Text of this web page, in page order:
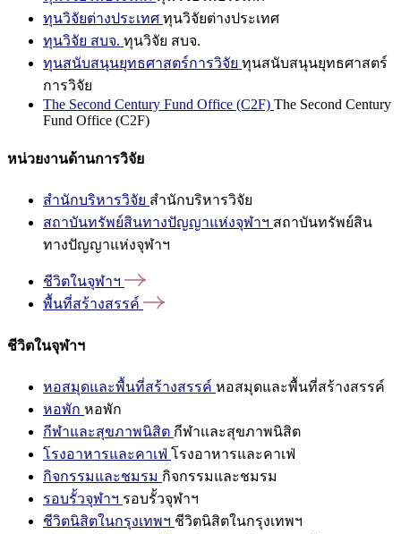
ทุนวิจัยต่างประเทศ ทุนวิจัยต่างประเทศ
ทุนวิจัย สบจ. ทุนวิจัย สบจ.
ทุนสนับสนุนยุทธศาสตร์การวิจัย ทุนสนับสนุนยุทธศาสตร์
การวิจัย
The Second Century Fund Office (C2F) The Second Century
Fund Office (C2F)
หน่วยงานด้านการวิจัย
สำนักบริหารวิจัย สำนักบริหารวิจัย
สถาบันทรัพย์สินทางปัญญาแห่งจุฬาฯ สถาบันทรัพย์สิน
ทางปัญญาแห่งจุฬาฯ
ชีวิตในจุฬาฯ
พื้นที่สร้างสรรค์
ชีวิตในจุฬาฯ
หอสมุดและพื้นที่สร้างสรรค์ หอสมุดและพื้นที่สร้างสรรค์
หอพัก หอพัก
กีฬาและสุขภาพนิสิต กีฬาและสุขภาพนิสิต
โรงอาหารและคาเฟ่ โรงอาหารและคาเฟ่
กิจกรรมและชมรม กิจกรรมและชมรม
รอบรั้วจุฬาฯ รอบรั้วจุฬาฯ
ชีวิตนิสิตในกรุงเทพฯ ชีวิตนิสิตในกรุงเทพฯ